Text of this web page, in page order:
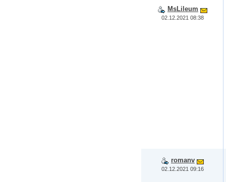
MsLileum
02.12.2021 08:38
romanv
02.12.2021 09:16